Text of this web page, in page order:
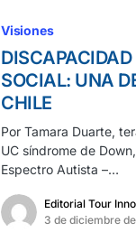
Visiones
SOCIAL: UNA
CHILE
Por Tamara Duarte,
UC síndrome de
Espectro Autista –…
Editorial Tour
3 de diciembre